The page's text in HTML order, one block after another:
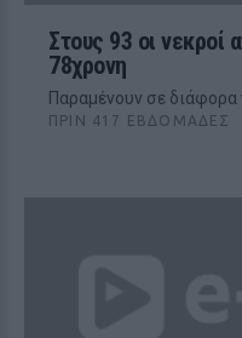
Στους 93 οι νεκροί
78χρονη
Παραμένουν σε διάφορα
ΠΡΙΝ 417 ΕΒΔΟΜΆΔΕΣ